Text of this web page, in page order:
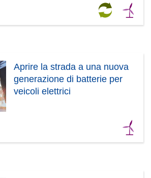
Aprire la strada a una nuova
generazione di batterie per
veicoli elettrici